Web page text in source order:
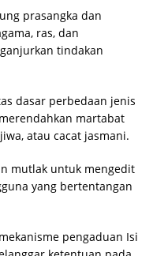
prasangka dan
ras, dan
tindakan
dasar perbedaan jenis
martabat
atau cacat jasmani.
mutlak untuk mengedit
yang bertentangan
pengaduan Isi